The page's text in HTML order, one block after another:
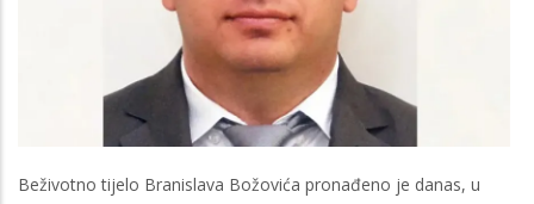
Beživotno tijelo Branislava Božovića pronađeno je danas, u